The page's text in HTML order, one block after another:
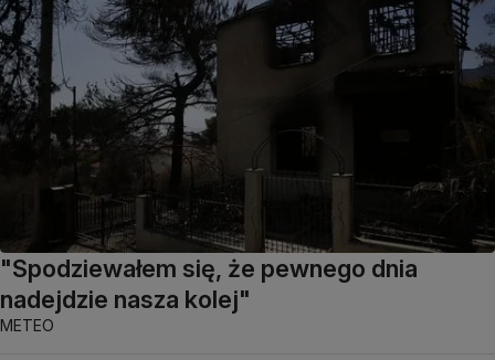
"Spodziewałem się, że pewnego dnia
nadejdzie nasza kolej"
METEO